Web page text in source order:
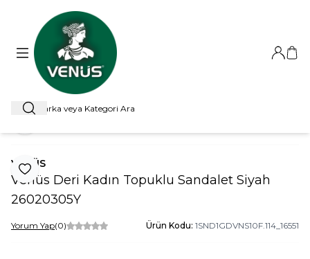
Ara
Giriş
Favoriye Ekle
VENÜS
Venüs Deri Kadın Topuklu Sandalet Siyah
26020305Y
Yorum Yap(0) Ürün Kodu: 1SND1GDVNS10F.114_16551